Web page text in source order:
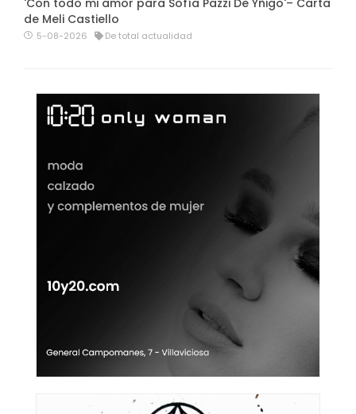
de Meli Castiello
5-08-2026 De total actualidad